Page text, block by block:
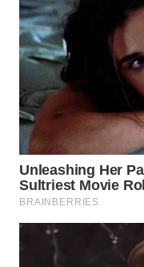
TENGAH
WN DELI
SERDANG
WN
TEBING
WN
PAKPAK
WN